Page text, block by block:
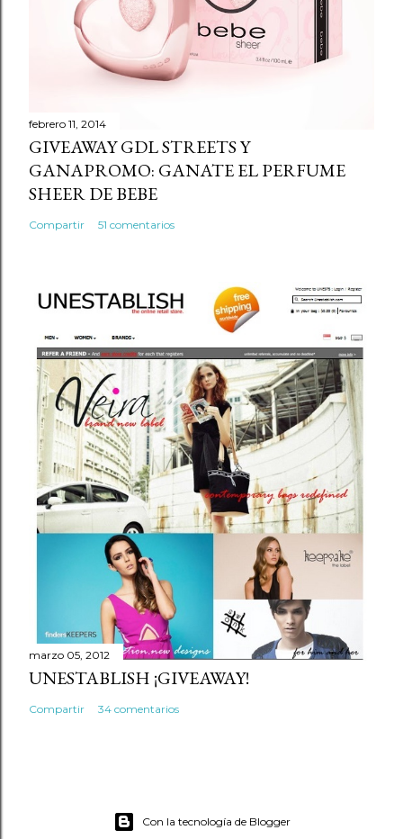
febrero 11, 2014
GIVEAWAY GDL STREETS Y
GANAPROMO: GANATE EL PERFUME
SHEER DE BEBE
Compartir 51 comentarios
marzo 05, 2012
UNESTABLISH ¡GIVEAWAY!
Compartir 34 comentarios
Con la tecnología de Blogger